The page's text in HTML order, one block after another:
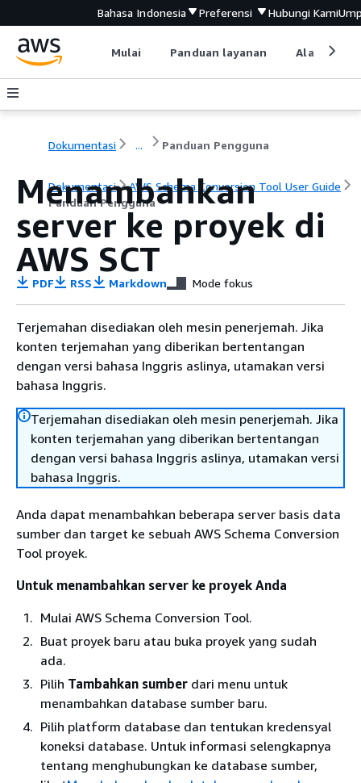
Bahasa Indonesia Preferensi Hubungi Kami
Mulai Panduan layanan Alat
Dokumentasi ... Panduan Pengguna
Dokumentasi
AWS Schema Conversion Tool User Guide
Panduan Pengguna
Menambahkan
server ke proyek di
AWS SCT
PDF RSS Markdown Mode fokus
Terjemahan disediakan oleh mesin penerjemah. Jika
konten terjemahan yang diberikan bertentangan
dengan versi bahasa Inggris aslinya, utamakan versi
bahasa Inggris.
Terjemahan disediakan oleh mesin penerjemah. Jika
konten terjemahan yang diberikan bertentangan
dengan versi bahasa Inggris aslinya, utamakan versi
bahasa Inggris.
Anda dapat menambahkan beberapa server basis data
sumber dan target ke sebuah AWS Schema Conversion
Tool proyek.
Untuk menambahkan server ke proyek Anda
Mulai AWS Schema Conversion Tool.
Buat proyek baru atau buka proyek yang sudah
ada.
Pilih Tambahkan sumber dari menu untuk
menambahkan database sumber baru.
Pilih platform database dan tentukan kredensyal
koneksi database. Untuk informasi selengkapnya
tentang menghubungkan ke database sumber,